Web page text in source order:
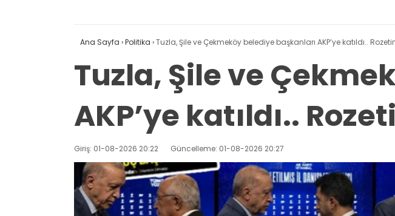
Ana Sayfa ›Politika ›Tuzla, Şile ve Çekmeköy belediye başkanları AKP’ye katıldı..
Tuzla, Şile ve
AKP’ye katıldı..
Giriş: 01-08-2026 20:22 Güncelleme: 01-08-2026 20:27